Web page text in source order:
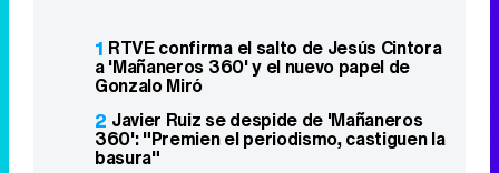
1 RTVE confirma el salto de Jesús Cintora
a 'Mañaneros 360' y el nuevo papel de
Gonzalo Miró
2 Javier Ruiz se despide de 'Mañaneros
360': "Premien el periodismo, castiguen la
basura"